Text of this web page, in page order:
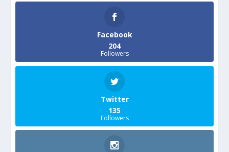
Facebook
204
Followers
Twitter
135
Followers